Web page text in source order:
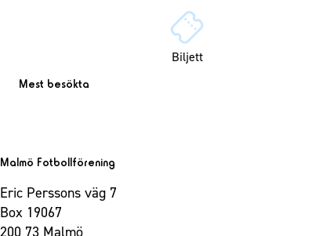
Biljett
Mest besökta
Malmö Fotbollförening
Eric Perssons väg 7
Box 19067
200 73 Malmö